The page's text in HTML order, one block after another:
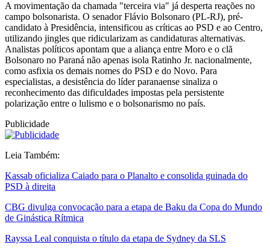
A movimentação da chamada "terceira via" já desperta reações no
campo bolsonarista. O senador Flávio Bolsonaro (PL-RJ), pré-
candidato à Presidência, intensificou as críticas ao PSD e ao Centro,
utilizando jingles que ridicularizam as candidaturas alternativas.
Analistas políticos apontam que a aliança entre Moro e o clã
Bolsonaro no Paraná não apenas isola Ratinho Jr. nacionalmente,
como asfixia os demais nomes do PSD e do Novo. Para
especialistas, a desistência do líder paranaense sinaliza o
reconhecimento das dificuldades impostas pela persistente
polarização entre o lulismo e o bolsonarismo no país.
Publicidade
Leia Também:
Kassab oficializa Caiado para o Planalto e consolida guinada do
PSD à direita
CBG divulga convocação para a etapa de Baku da Copa do Mundo
de Ginástica Rítmica
Rayssa Leal conquista o título da etapa de Sydney da SLS